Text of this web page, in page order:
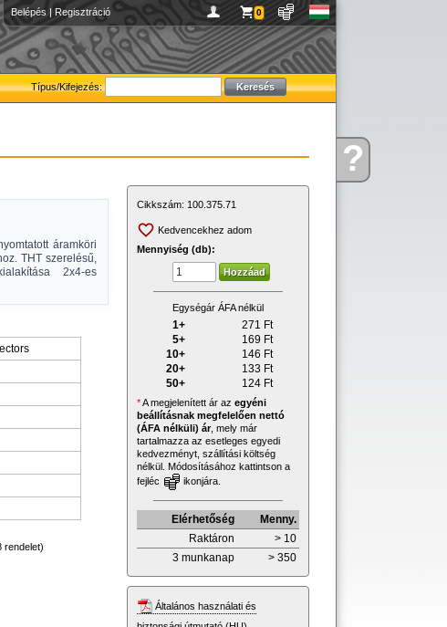
Kérdése?
Belépés | Regisztráció 0
Típus/Kifejezés:
áramköri
THT szerelésű,
2x4-es
rendelet)
Cikkszám: 100.375.71
Kedvencekhez adom
Mennyiség (db):
Egységár ÁFA nélkül
1+ 271 Ft
5+
169 Ft
10+
146 Ft
20+
133 Ft
50+
124 Ft
*A megjelenített ár az egyéni
beállításnak megfelelően nettó
(ÁFA nélküli) ár, mely már
tartalmazza az esetleges egyedi
kedvezményt, szállítási költség
nélkül. Módosításához kattintson a
fejléc
ikonjára.
Elérhetőség
Menny.
Raktáron
> 10
3 munkanap
> 350
Általános használati és